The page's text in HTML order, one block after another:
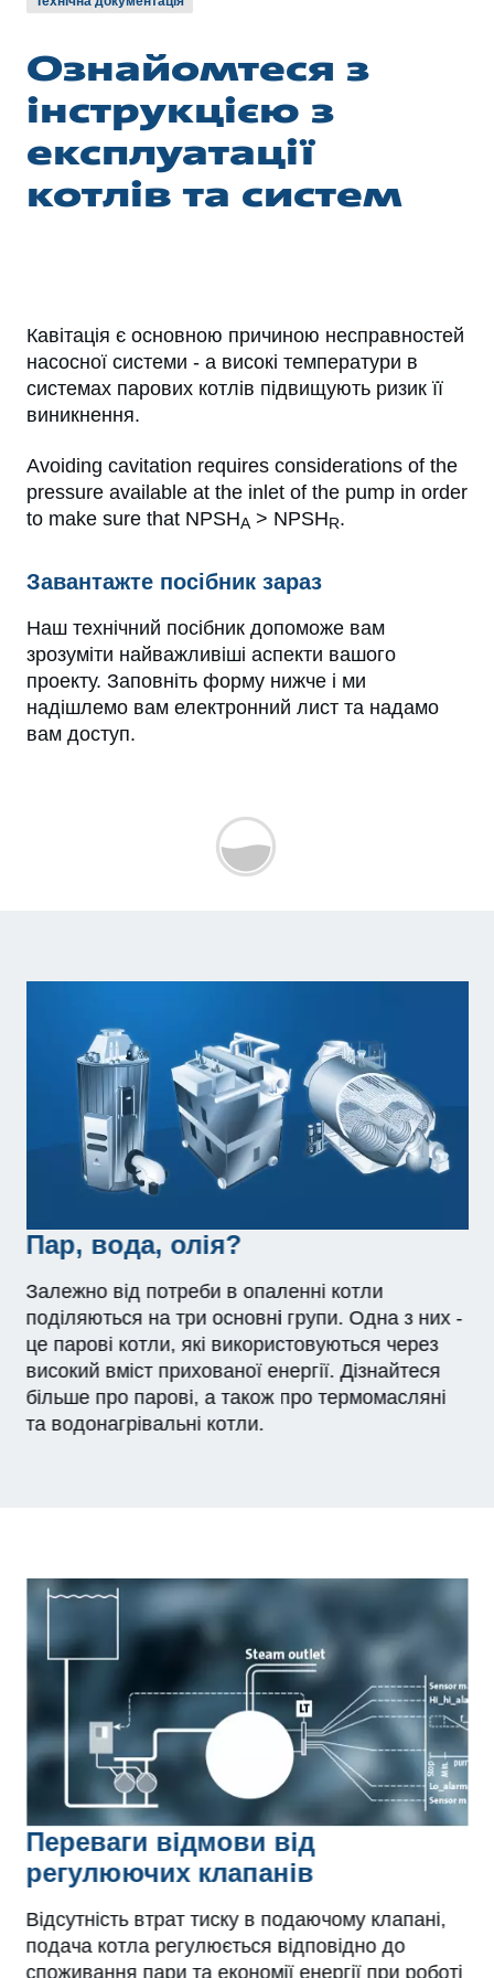
Ознайомтеся з
інструкцією з
експлуатації
котлів та систем
Кавітація є основною причиною несправностей
насосної системи - а високі температури в
системах парових котлів підвищують ризик її
виникнення.
Avoiding cavitation requires considerations of the
pressure available at the inlet of the pump in order
to make sure that NPSHA > NPSH R.
Завантажте посібник зараз
Наш технічний посібник допоможе вам
зрозуміти найважливіші аспекти вашого
проекту. Заповніть форму нижче і ми
надішлемо вам електронний лист та надамо
вам доступ.
Пар, вода, олія?
Залежно від потреби в опаленні котли
поділяються на три основні групи. Одна з них -
це парові котли, які використовуються через
високий вміст прихованої енергії. Дізнайтеся
більше про парові, а також про термомасляні
та водонагрівальні котли.
Переваги відмови від
регулюючих клапанів
Відсутність втрат тиску в подаючому клапані,
подача котла регулюється відповідно до
споживання пари та економії енергії при роботі